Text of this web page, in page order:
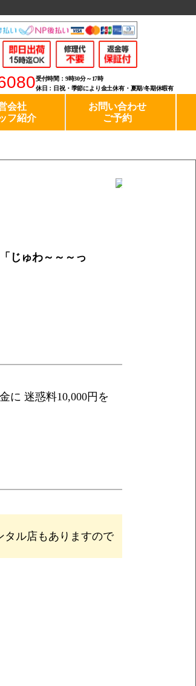
受付時間：9時30分～17時
休日：日祝・季節により金土休有・夏期/冬期休暇有
会社
フ紹介
お問い合わせ
ご予約
じゅわ～～～っ
に 迷惑料10,000円を
タル店もありますので